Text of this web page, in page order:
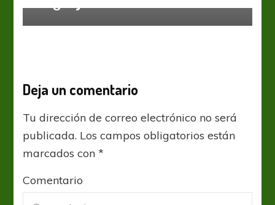
Deja un comentario
Tu dirección de correo electrónico no será
publicada. Los campos obligatorios están
marcados con*
Comentario